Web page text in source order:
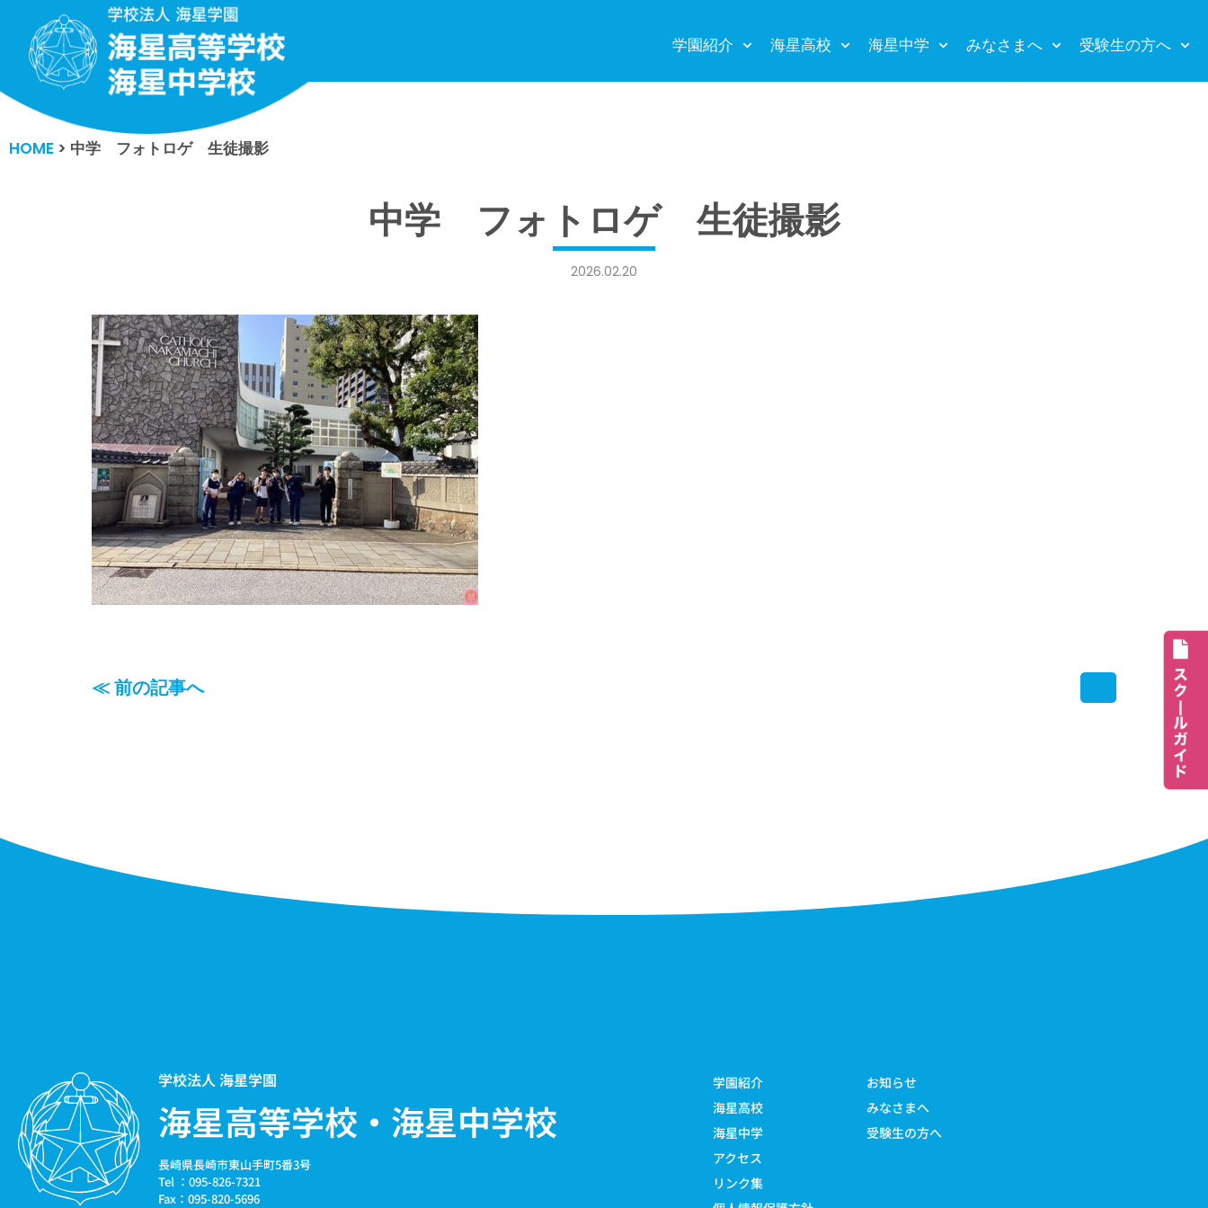
コ
テ
ツ
学園紹介 海星高校 海星中学 みなさまへ 受験生の方へ
HOME > 中学 フォトロゲ 生徒撮影
中学 フォトロゲ 生徒撮影
2026.02.20
≪ 前の記事へ
学校法人 海星学園
海星高等学校・海星中学校
長崎県長崎市東山手町5番3号
Tel ：095-826-7321
Fax：095-820-5696
学園紹介
海星高校
海星中学
アクセス
リンク集
お知らせ
みなさまへ
受験生の方へ